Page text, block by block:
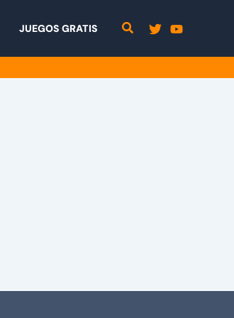
JUEGOS GRATIS